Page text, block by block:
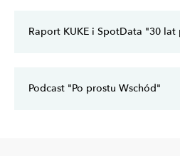
Raport KUKE i SpotData "30
Podcast "Po prostu Wschód"